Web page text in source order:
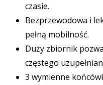
czasie.
Bezprzewodowa i
pełną mobilność.
Duży zbiornik
częstego
3 wymienne